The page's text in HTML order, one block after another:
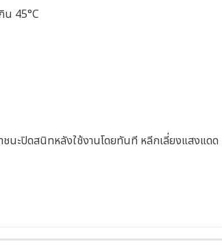
45°C
นะปิดสนิทหลังใช้งานโดยทันที หลีกเลี่ยงแสงแดด